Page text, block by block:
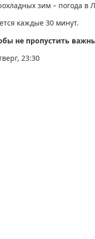
зим – погода в
каждые 30 минут.
не пропустить
23:30